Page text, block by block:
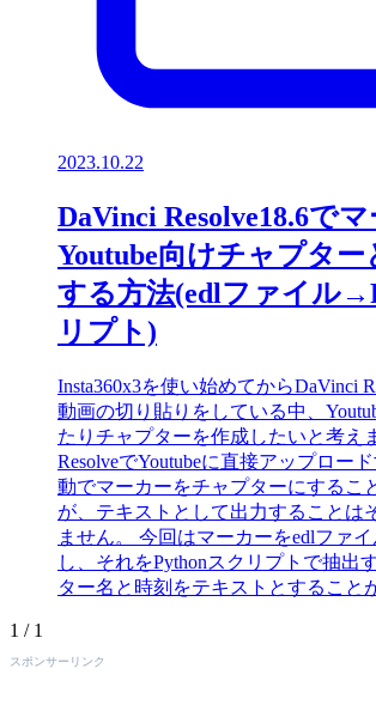
2023.10.22
DaVinci Resolve18.6で
Youtube向けチャプター
する方法(edlファイル
リプト)
Insta360x3を使い始めてからDaVinci
動画の切り貼りをしている中、
たりチャプターを作成したいと考え
ResolveでYoutubeに直接アップロー
動でマーカーをチャプターにするこ
が、テキストとして出力することは
ません。 今回はマーカーをedlファ
し、それをPythonスクリプトで抽出
ター名と時刻をテキストとすること
1 / 1
スポンサーリンク